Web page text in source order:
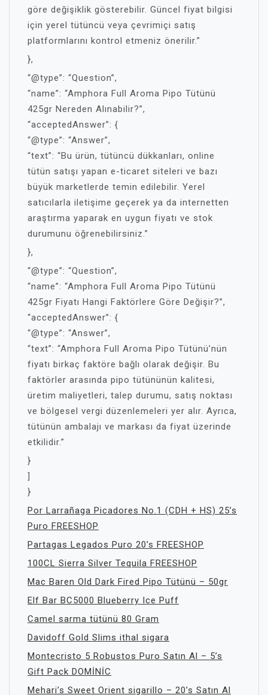
göre değişiklik gösterebilir. Güncel fiyat bilgisi
için yerel tütüncü veya çevrimiçi satış
platformlarını kontrol etmeniz önerilir.”
},
“@type”: “Question”,
“name”: “Amphora Full Aroma Pipo Tütünü
425gr Nereden Alınabilir?”,
“acceptedAnswer”: {
“@type”: “Answer”,
“text”: “Bu ürün, tütüncü dükkanları, online
tütün satışı yapan e-ticaret siteleri ve bazı
büyük marketlerde temin edilebilir. Yerel
satıcılarla iletişime geçerek ya da internetten
araştırma yaparak en uygun fiyatı ve stok
durumunu öğrenebilirsiniz.”
},
“@type”: “Question”,
“name”: “Amphora Full Aroma Pipo Tütünü
425gr Fiyatı Hangi Faktörlere Göre Değişir?”,
“acceptedAnswer”: {
“@type”: “Answer”,
“text”: “Amphora Full Aroma Pipo Tütünü’nün
fiyatı birkaç faktöre bağlı olarak değişir. Bu
faktörler arasında pipo tütününün kalitesi,
üretim maliyetleri, talep durumu, satış noktası
ve bölgesel vergi düzenlemeleri yer alır. Ayrıca,
tütünün ambalajı ve markası da fiyat üzerinde
etkilidir.”
}
]
}
Por Larrañaga Picadores No.1 (CDH + HS) 25’s
Puro FREESHOP
Partagas Legados Puro 20’s FREESHOP
100CL Sierra Silver Tequila FREESHOP
Mac Baren Old Dark Fired Pipo Tütünü – 50gr
Elf Bar BC5000 Blueberry Ice Puff
Camel sarma tütünü 80 Gram
Davidoff Gold Slims ithal sigara
Montecristo 5 Robustos Puro Satın Al – 5’s
Gift Pack DOMİNİC
Mehari’s Sweet Orient sigarillo – 20’s Satın Al